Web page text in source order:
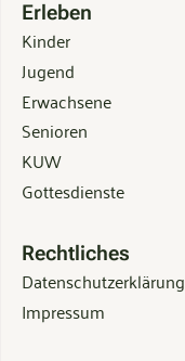
Erleben
Kinder
Jugend
Erwachsene
Senioren
KUW
Gottesdienste
Rechtliches
Datenschutzerklärung
Impressum